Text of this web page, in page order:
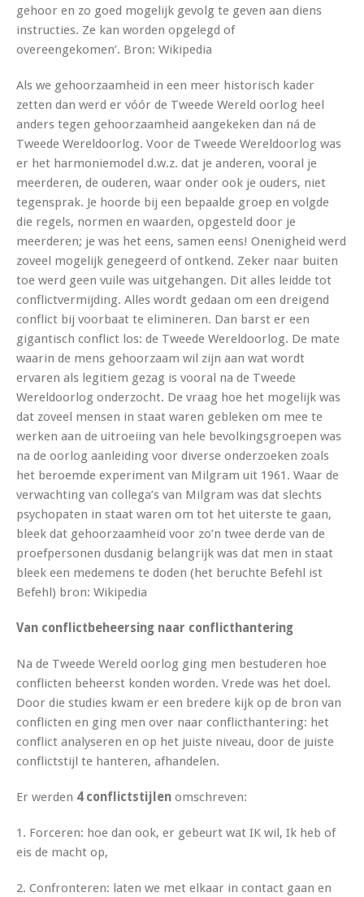
gehoor en zo goed mogelijk gevolg te geven aan diens
instructies. Ze kan worden opgelegd of
overeengekomen’. Bron: Wikipedia
Als we gehoorzaamheid in een meer historisch kader
zetten dan werd er vóór de Tweede Wereld oorlog heel
anders tegen gehoorzaamheid aangekeken dan ná de
Tweede Wereldoorlog. Voor de Tweede Wereldoorlog was
er het harmoniemodel d.w.z. dat je anderen, vooral je
meerderen, de ouderen, waar onder ook je ouders, niet
tegensprak. Je hoorde bij een bepaalde groep en volgde
die regels, normen en waarden, opgesteld door je
meerderen; je was het eens, samen eens! Onenigheid werd
zoveel mogelijk genegeerd of ontkend. Zeker naar buiten
toe werd geen vuile was uitgehangen. Dit alles leidde tot
conflictvermijding. Alles wordt gedaan om een dreigend
conflict bij voorbaat te elimineren. Dan barst er een
gigantisch conflict los: de Tweede Wereldoorlog. De mate
waarin de mens gehoorzaam wil zijn aan wat wordt
ervaren als legitiem gezag is vooral na de Tweede
Wereldoorlog onderzocht. De vraag hoe het mogelijk was
dat zoveel mensen in staat waren gebleken om mee te
werken aan de uitroeiing van hele bevolkingsgroepen was
na de oorlog aanleiding voor diverse onderzoeken zoals
het beroemde experiment van Milgram uit 1961. Waar de
verwachting van collega’s van Milgram was dat slechts
psychopaten in staat waren om tot het uiterste te gaan,
bleek dat gehoorzaamheid voor zo’n twee derde van de
proefpersonen dusdanig belangrijk was dat men in staat
bleek een medemens te doden (het beruchte Befehl ist
Befehl) bron: Wikipedia
Van conflictbeheersing naar conflicthantering
Na de Tweede Wereld oorlog ging men bestuderen hoe
conflicten beheerst konden worden. Vrede was het doel.
Door die studies kwam er een bredere kijk op de bron van
conflicten en ging men over naar conflicthantering: het
conflict analyseren en op het juiste niveau, door de juiste
conflictstijl te hanteren, afhandelen.
Er werden 4 conflictstijlen omschreven:
1. Forceren: hoe dan ook, er gebeurt wat IK wil, Ik heb of
eis de macht op,
2. Confronteren: laten we met elkaar in contact gaan en